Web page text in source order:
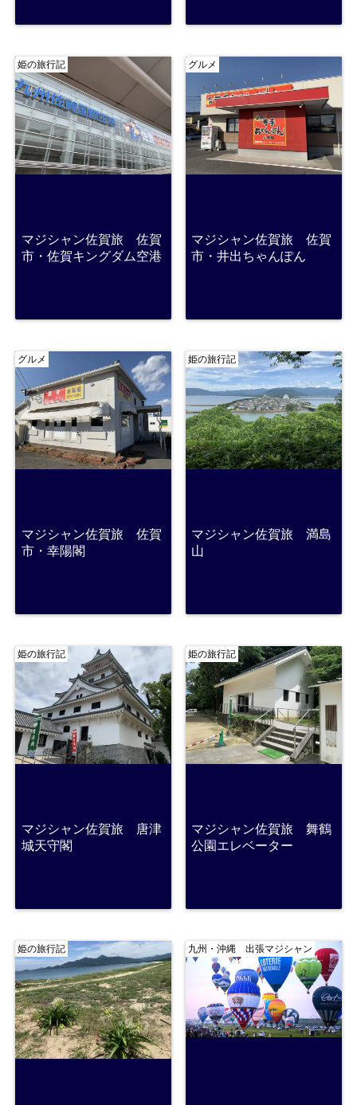
姫の旅行記
マジシャン佐賀旅 佐賀
市・佐賀キングダム空港
グルメ
マジシャン佐賀旅 佐賀
市・井出ちゃんぽん
グルメ
マジシャン佐賀旅 佐賀
市・幸陽閣
姫の旅行記
マジシャン佐賀旅 満島
山
姫の旅行記
マジシャン佐賀旅 唐津
城天守閣
姫の旅行記
マジシャン佐賀旅 舞鶴
公園エレベーター
姫の旅行記 九州・沖縄 出張マジシャン